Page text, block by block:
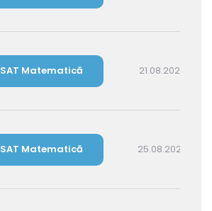
SAT Matematică 21.08.2026 16:00
SAT Matematică 25.08.2026 16:00